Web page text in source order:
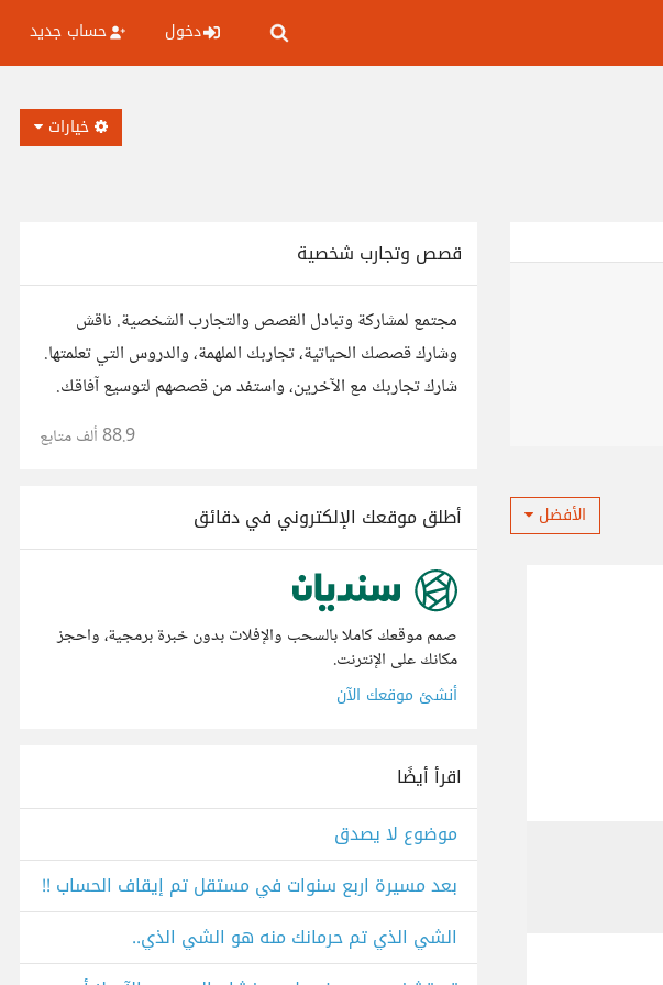
دخول حساب جديد
خيارات
الأفضل
قصص وتجارب شخصية
مجتمع لمشاركة وتبادل القصص والتجارب الشخصية. ناقش
وشارك قصصك الحياتية، تجاربك الملهمة، والدروس التي تعلمتها.
شارك تجاربك مع الآخرين، واستفد من قصصهم لتوسيع آفاقك.
88.9 ألف متابع
أطلق موقعك الإلكتروني في دقائق
صمم موقعك كاملا بالسحب والإفلات بدون خبرة برمجية، واحجز
مكانك على الإنترنت.
أنشئ موقعك الآن
اقرأ أيضًا
موضوع لا يصدق
بعد مسيرة اربع سنوات في مستقل تم إيقاف الحساب !!
الشي الذي تم حرمانك منه هو الشي الذي..